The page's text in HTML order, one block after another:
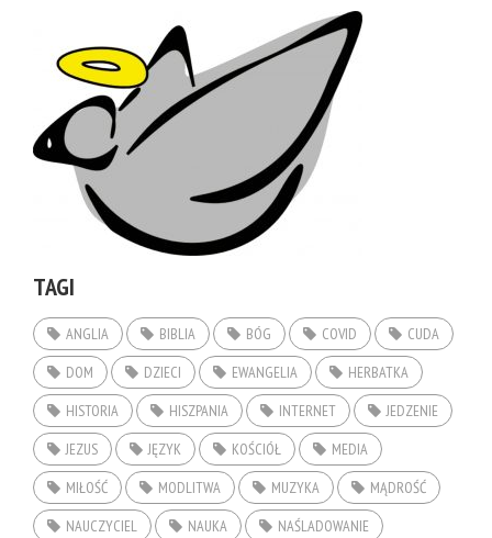
TAGI
ANGLIA BIBLIA BÓG COVID
CUDA
DOM
DZIECI EWANGELIA
HERBATKA
HISTORIA
HISZPANIA INTERNET
JEDZENIE
JEZUS
JĘZYK KOŚCIÓŁ
MEDIA
MIŁOŚĆ
MODLITWA MUZYKA
MĄDROŚĆ
NAUCZYCIEL
NAUKA
NAŚLADOWANIE